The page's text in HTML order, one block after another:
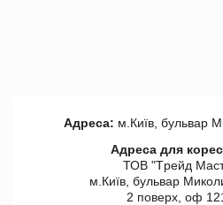
Адреса: м.Київ, бульвар
Адреса для
ТОВ "Tрейд
м.Київ, бульвар
2 поверх, оф